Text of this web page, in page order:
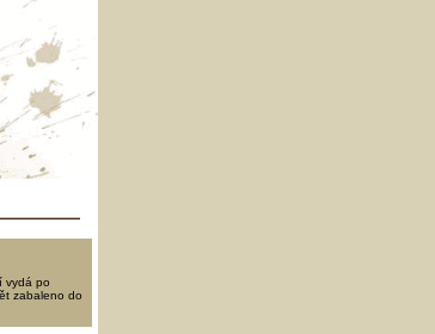
vydá po
zabaleno do